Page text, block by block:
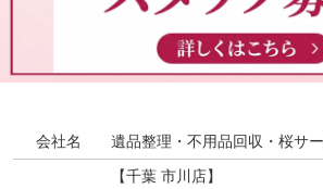
会社名 遺品整理・不用品回収・桜サ
【千葉 市川店】